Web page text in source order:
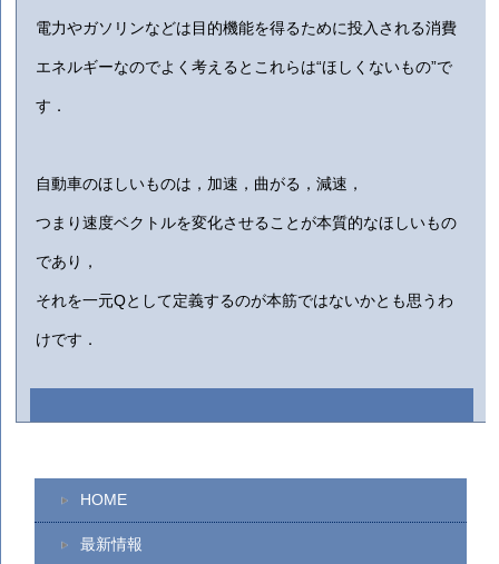
電力やガソリンなどは目的機能を得るために投入される消費
エネルギーなのでよく考えるとこれらは“ほしくないもの”で
す．
自動車のほしいものは，加速，曲がる，減速，
つまり速度ベクトルを変化させることが本質的なほしいもの
であり，
それを一元Qとして定義するのが本筋ではないかとも思うわ
けです．
HOME
最新情報